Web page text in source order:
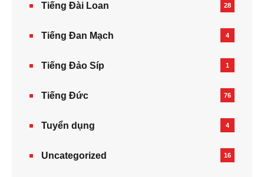
Tiếng Đài Loan 28
Tiếng Đan Mạch 4
Tiếng Đảo Síp 1
Tiếng Đức 76
Tuyển dụng 4
Uncategorized 16